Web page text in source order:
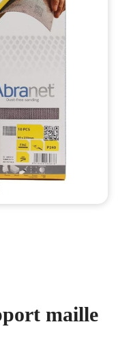
maille